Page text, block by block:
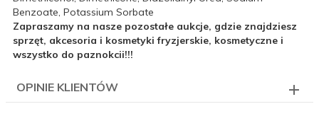
Benzoate, Potassium Sorbate
Zapraszamy na nasze pozostałe aukcje, gdzie znajdziesz
sprzęt, akcesoria i kosmetyki fryzjerskie, kosmetyczne i
wszystko do paznokcii!!!
OPINIE KLIENTÓW